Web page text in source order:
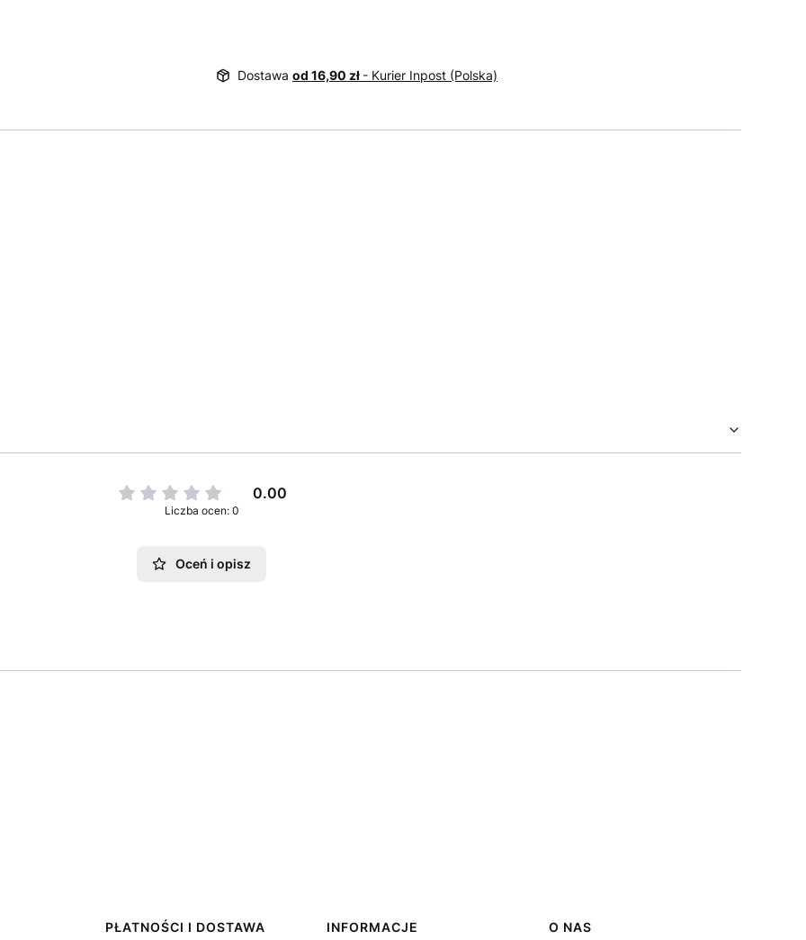
Dostawa od 16,90 zł - Kurier Inpost (Polska)
0.00
Liczba ocen: 0
Oceń i opisz
PŁATNOŚCI I DOSTAWA INFORMACJE O NAS